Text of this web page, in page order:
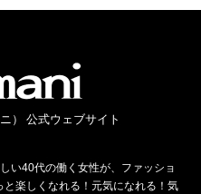
） 公式ウェブサイト
い40代の働く女性が、ファッショ
楽しくなれる！元気になれる！気